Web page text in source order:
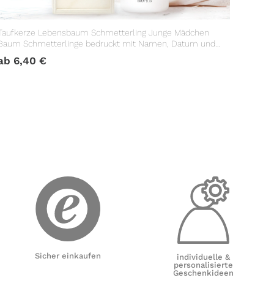
Lebensbaum Schmetterling Junge Mädchen
Schmetterlinge bedruckt mit Namen, Datum und
Taufspruch
6,40 €
Sicher einkaufen
individuelle &
personalisierte
Geschenkideen